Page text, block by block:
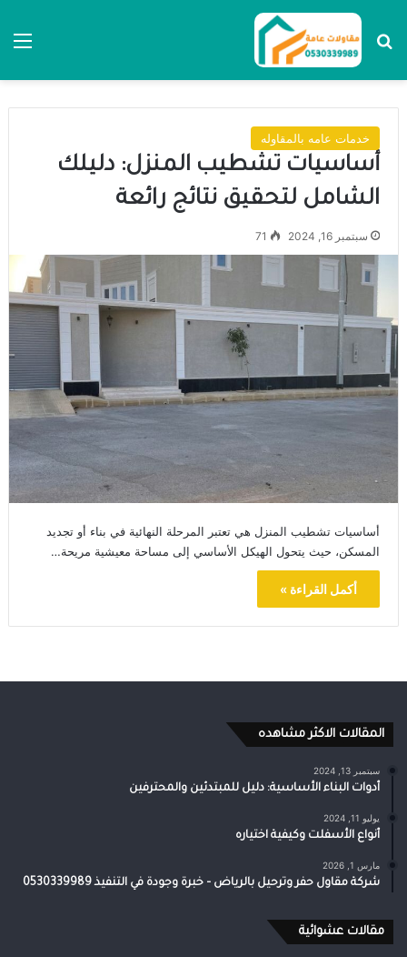
بحث عن
خدمات عامه بالمقاوله
أساسيات تشطيب المنزل: دليلك
الشامل لتحقيق نتائج رائعة
سبتمبر 16, 2024 71
أساسيات تشطيب المنزل هي تعتبر المرحلة النهائية في بناء أو تجديد
المسكن، حيث يتحول الهيكل الأساسي إلى مساحة معيشية مريحة…
أكمل القراءة »
المقالات الاكثر مشاهده
سبتمبر 13, 2024
أدوات البناء الأساسية: دليل للمبتدئين والمحترفين
يوليو 11, 2024
أنواع الأسفلت وكيفية اختياره
مارس 1, 2026
شركة مقاول حفر وترحيل بالرياض – خبرة وجودة في التنفيذ 0530339989
مقالات عشوائية